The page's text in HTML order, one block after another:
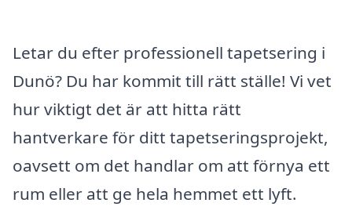
Letar du efter professionell tapetsering i
Dunö? Du har kommit till rätt ställe! Vi vet
hur viktigt det är att hitta rätt
hantverkare för ditt tapetseringsprojekt,
oavsett om det handlar om att förnya ett
rum eller att ge hela hemmet ett lyft.